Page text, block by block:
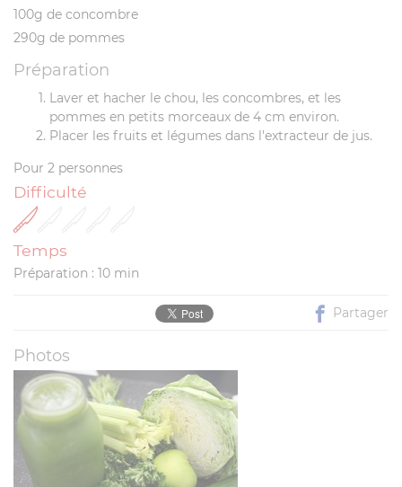
100g de concombre
290g de pommes
Préparation
Laver et hacher le chou, les concombres, et les
pommes en petits morceaux de 4 cm environ.
Placer les fruits et légumes dans l'extracteur de jus.
Pour 2 personnes
Difficulté
Temps
Préparation : 10 min
Partager
Photos